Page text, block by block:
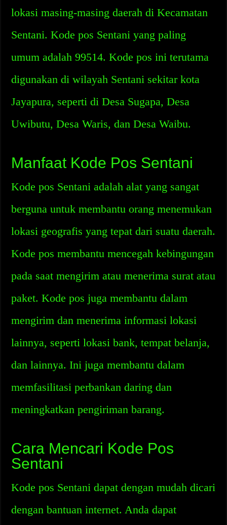
lokasi masing-masing daerah di Kecamatan
Sentani. Kode pos Sentani yang paling
umum adalah 99514. Kode pos ini terutama
digunakan di wilayah Sentani sekitar kota
Jayapura, seperti di Desa Sugapa, Desa
Uwibutu, Desa Waris, dan Desa Waibu.
Manfaat Kode Pos Sentani
Kode pos Sentani adalah alat yang sangat
berguna untuk membantu orang menemukan
lokasi geografis yang tepat dari suatu daerah.
Kode pos membantu mencegah kebingungan
pada saat mengirim atau menerima surat atau
paket. Kode pos juga membantu dalam
mengirim dan menerima informasi lokasi
lainnya, seperti lokasi bank, tempat belanja,
dan lainnya. Ini juga membantu dalam
memfasilitasi perbankan daring dan
meningkatkan pengiriman barang.
Cara Mencari Kode Pos
Sentani
Kode pos Sentani dapat dengan mudah dicari
dengan bantuan internet. Anda dapat